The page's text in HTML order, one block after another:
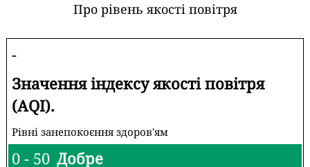
Про рівень якості повітря
-
Значення індексу якості повітря
(AQI).
Рівні занепокоєння здоров'ям
0 - 50 Добре